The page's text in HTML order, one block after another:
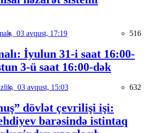
03 avqust, 17:19 516
İyulun 31-i saat 16:00-
3-ü saat 16:00-dək
03 avqust, 15:03 632
dövlət çevrilişi işi:
barəsində istintaq